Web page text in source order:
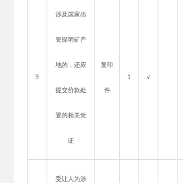
9
涉及国家出
资探明矿产
地的，还应
提交价款处
置的相关凭
证
复印
件
1 √
受让人为涉